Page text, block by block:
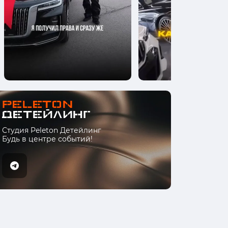
Студия Peleton Детейлинг
Будь в центре событий!